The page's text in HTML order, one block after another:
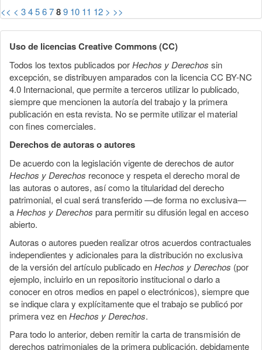
<< < 3456789 10 11 12 > >>
Uso de licencias Creative Commons (CC)
Todos los textos publicados porHechos y Derechos sin
excepción, se distribuyen amparados con la licencia CC BY-NC
4.0 Internacional, que permite a terceros utilizar lo publicado,
siempre que mencionen la autoría del trabajo y la primera
publicación en esta revista. No se permite utilizar el material
con fines comerciales.
Derechos de autoras o autores
De acuerdo con la legislación vigente de derechos de autor
Hechos y Derechos reconoce y respeta el derecho moral de
las autoras o autores, así como la titularidad del derecho
patrimonial, el cual será transferido —de forma no exclusiva—
aHechos y Derechos para permitir su difusión legal en acceso
abierto.
Autoras o autores pueden realizar otros acuerdos contractuales
independientes y adicionales para la distribución no exclusiva
de la versión del artículo publicado enHechos y Derechos (por
ejemplo, incluirlo en un repositorio institucional o darlo a
conocer en otros medios en papel o electrónicos), siempre que
se indique clara y explícitamente que el trabajo se publicó por
primera vez enHechos y Derechos.
Para todo lo anterior, deben remitir la carta de transmisión de
derechos patrimoniales de la primera publicación, debidamente